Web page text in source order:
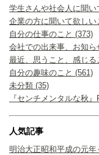
学生さんや社会人に聞
企業の方に聞いて欲しい
自分の仕事のこと (373)
会社での出来事、お知
最近、思うこと、感じる
自分の趣味のこと (561)
未分類 (35)
『センチメンタルな秋
人気記事
明治大正昭和平成の元